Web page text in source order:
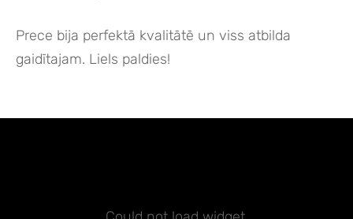
Prece bija perfektā kvalitātē un viss atbilda
gaidītajam. Liels paldies!